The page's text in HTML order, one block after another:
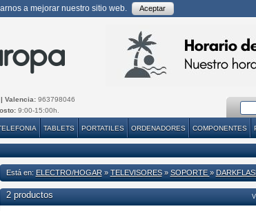
a mejorar nuestro sitio web. Aceptar
| Valencia: 963798046
9:00-15:00h.
TABLETS PORTATILES ORDENADORES COMPONENTES
Está en: ELECTRO/HOGAR» TELEVISORES» SOPORTE »
2 productos